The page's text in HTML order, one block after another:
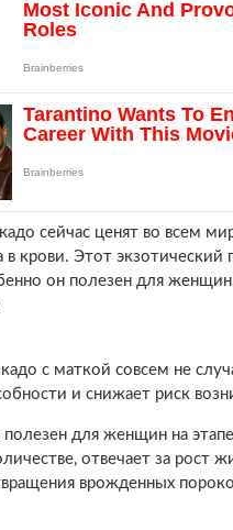
сейчас ценят во всем
в крови. Этот
он полезен для
с маткой совсем не
и снижает риск
для женщин на
отвечает за рост
врожденных